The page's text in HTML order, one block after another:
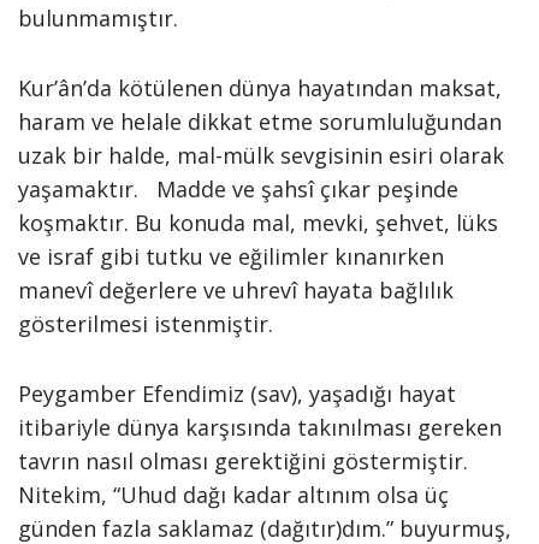
bulunmamıştır.
Kur’ân’da kötülenen dünya hayatından maksat,
haram ve helale dikkat etme sorumluluğundan
uzak bir halde, mal-mülk sevgisinin esiri olarak
yaşamaktır. Madde ve şahsî çıkar peşinde
koşmaktır. Bu konuda mal, mevki, şehvet, lüks
ve israf gibi tutku ve eğilimler kınanırken
manevî değerlere ve uhrevî hayata bağlılık
gösterilmesi istenmiştir.
Peygamber Efendimiz (sav), yaşadığı hayat
itibariyle dünya karşısında takınılması gereken
tavrın nasıl olması gerektiğini göstermiştir.
Nitekim, “Uhud dağı kadar altınım olsa üç
günden fazla saklamaz (dağıtır)dım.” buyurmuş,